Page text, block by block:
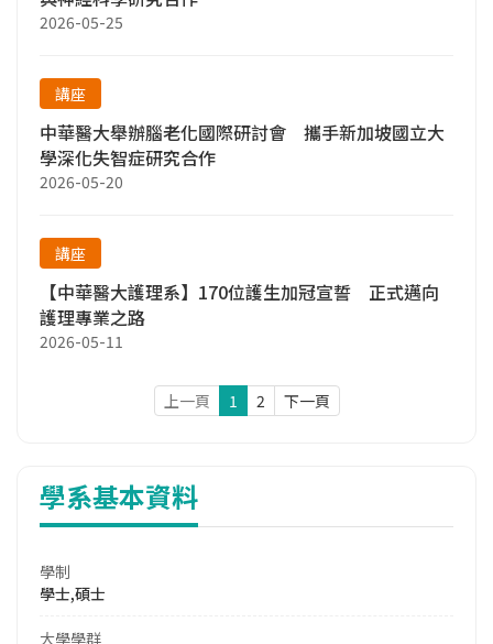
2026-05-25
講座
中華醫大舉辦腦老化國際研討會 攜手新加坡國立大
學深化失智症研究合作
2026-05-20
講座
【中華醫大護理系】170位護生加冠宣誓 正式邁向
護理專業之路
2026-05-11
上一頁 1 2 下一頁
學系基本資料
學制
學士,碩士
大學學群